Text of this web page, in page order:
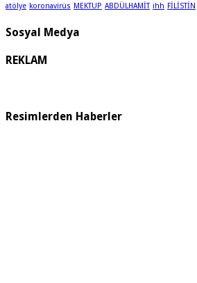
atölye koronavirüs MEKTUP ABDÜLHAMİT ihh FİLİSTİN
Sosyal Medya
REKLAM
Resimlerden Haberler